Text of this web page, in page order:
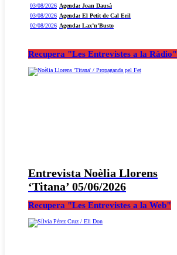
03/08/2026 Agenda: Joan Dausà
03/08/2026 Agenda: El Petit de Cal Eril
02/08/2026 Agenda: Lax’n’Busto
Recupera "Les Entrevistes a la Ràdio"
Entrevista Noèlia Llorens
‘Titana’ 05/06/2026
Recupera "Les Entrevistes a la Web"